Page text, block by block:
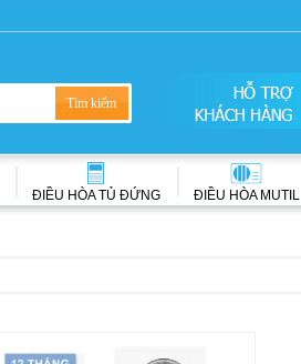
ĐIỀU HÒA TỦ ĐỨNG ĐIỀU HÒA MUTIL